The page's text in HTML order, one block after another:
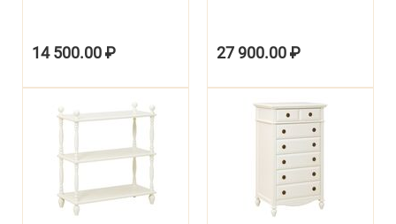
14 500.00₽ 27 900.00₽